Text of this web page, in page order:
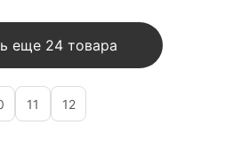
еще 24 товара
11 12